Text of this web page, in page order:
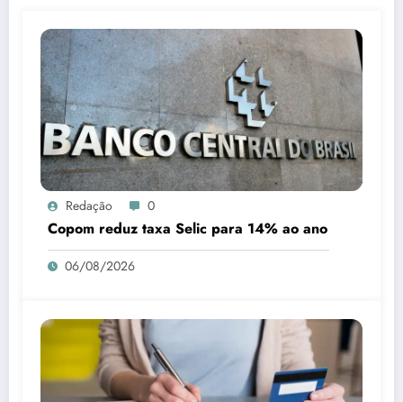
Redação 0
Copom reduz taxa Selic para 14% ao ano
06/08/2026